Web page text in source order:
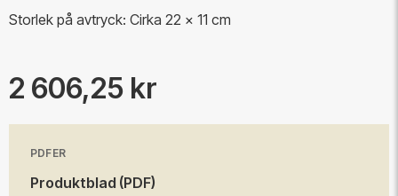
Storlek på avtryck: Cirka 22 x 11 cm
2 606,25 kr
PDFER
Produktblad (PDF)